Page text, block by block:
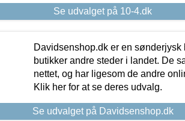
Se udvalget på 10-4.dk
Davidsenshop.dk er en
butikker andre steder i landet. De
nettet, og har ligesom de andre
Klik her for at se deres udvalg.
Se udvalget på Davidsenshop.dk